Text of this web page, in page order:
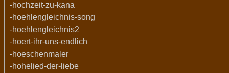
-hochzeit-zu-kana
-hoehlengleichnis-song
-hoehlengleichnis2
-hoert-ihr-uns-endlich
-hoeschenmaler
-hohelied-der-liebe